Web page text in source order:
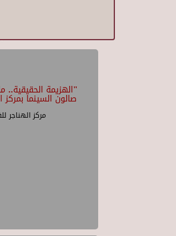
"الهزيمة
صالون السينما بمركز
مركز الهناجر